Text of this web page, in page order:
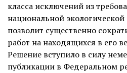
класса исключений из
национальной экологической
позволит существенно
работ на находящихся в его
Решение вступило в силу
публикации в Федеральном